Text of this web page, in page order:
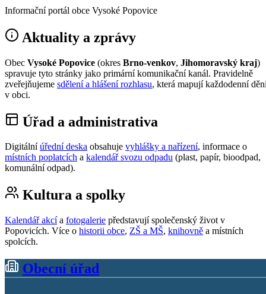
Informační portál obce Vysoké Popovice
Aktuality a zprávy
Obec Vysoké Popovice (okres Brno-venkov, Jihomoravský kraj)
spravuje tyto stránky jako primární komunikační kanál. Pravidelně
zveřejňujeme sdělení a hlášení rozhlasu, která mapují každodenní
v obci.
Úřad a administrativa
Digitální úřední deska obsahuje vyhlášky a nařízení, informace o
místních poplatcích a kalendář svozu odpadu (plast, papír, bioodpad,
komunální odpad).
Kultura a spolky
Kalendář akcía fotogalerie představují společenský život v
Popovicích. Více o historii obce, ZŠ a MŠ, knihovně a místních
spolcích.
Obecní úřad